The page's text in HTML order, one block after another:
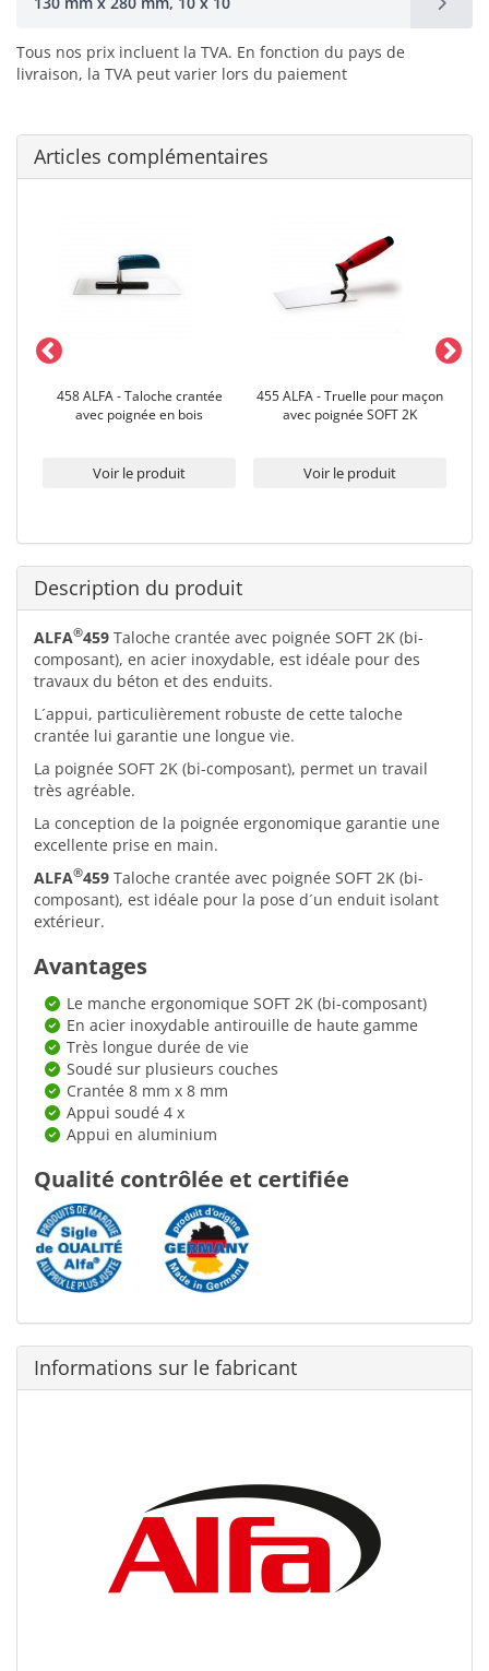
Tous nos prix incluent la TVA. En fonction du pays de
livraison, la TVA peut varier lors du paiement
Articles complémentaires
458 ALFA - Taloche crantée
avec poignée en bois
Voir le produit
455 ALFA - Truelle pour maçon
avec poignée SOFT 2K
Voir le produit
Description du produit
ALFA®459 Taloche crantée avec poignée SOFT 2K (bi-
composant), en acier inoxydable, est idéale pour des
travaux du béton et des enduits.
L´appui, particulièrement robuste de cette taloche
crantée lui garantie une longue vie.
La poignée SOFT 2K (bi-composant), permet un travail
très agréable.
La conception de la poignée ergonomique garantie une
excellente prise en main.
ALFA®459 Taloche crantée avec poignée SOFT 2K (bi-
composant), est idéale pour la pose d´un enduit isolant
extérieur.
Avantages
Le manche ergonomique SOFT 2K (bi-composant)
En acier inoxydable antirouille de haute gamme
Très longue durée de vie
Soudé sur plusieurs couches
Crantée 8 mm x 8 mm
Appui soudé 4 x
Appui en aluminium
Qualité contrôlée et certifiée
Informations sur le fabricant